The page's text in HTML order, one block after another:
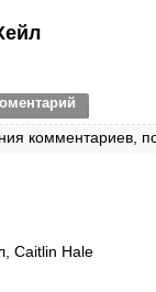
комментариев,
Caitlin Hale